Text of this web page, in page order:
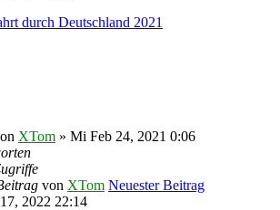
durch Deutschland 2021
XTom » Mi Feb 24, 2021 0:06
von XTom Neuester Beitrag
2022 22:14